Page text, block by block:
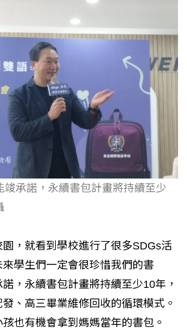
竣承諾，永續書包計畫將持續至少
園，就看到學校進行了很多SDGs活
學生們一定會很珍惜我們的書
，永續書包計畫將持續至少10年，
、高三畢業維修回收的循環模式。
也有機會拿到媽媽當年的書包。